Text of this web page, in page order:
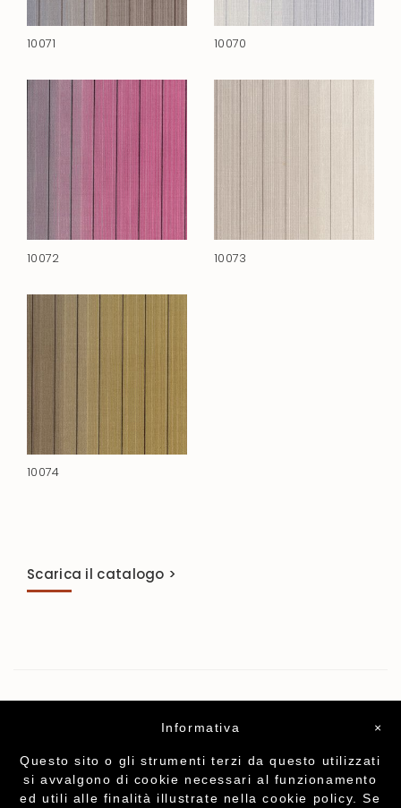
10071 10070
10072 10073
10074
Scarica il catalogo >
×
Informativa
Questo sito o gli strumenti terzi da questo utilizzati
si avvalgono di cookie necessari al funzionamento
ed utili alle finalità illustrate nella cookie policy. Se